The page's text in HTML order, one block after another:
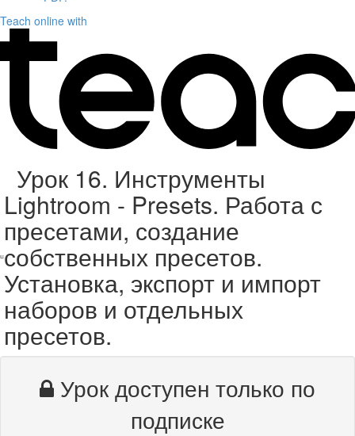
Teach online with
Урок 16. Инструменты
Lightroom - Presets. Работа с
пресетами, создание
собственных пресетов.
Установка, экспорт и импорт
наборов и отдельных
пресетов.
Урок доступен только по
подписке